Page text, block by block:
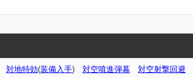
対地特効(装備入手) 対空噴進弾幕 対空射撃回避